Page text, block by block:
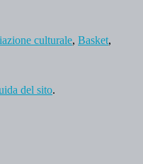
culturale, Basket,
del sito.